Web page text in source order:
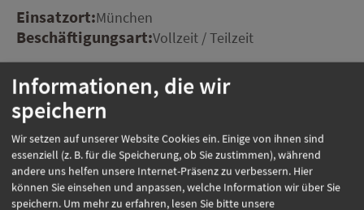
Einsatzort:München
Beschäftigungsart:Vollzeit / Teilzeit
Jetzt online bewerben
Weitere Jobs
Informationen, die wir
speichern
Wir setzen auf unserer Website Cookies ein. Einige von ihnen sind
essenziell (z. B. für die Speicherung, ob Sie zustimmen), während
andere uns helfen unsere Internet-Präsenz zu verbessern. Hier
können Sie einsehen und anpassen, welche Information wir über Sie
speichern. Um mehr zu erfahren, lesen Sie bitte unsere